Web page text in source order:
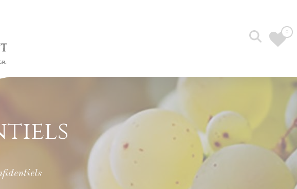
0